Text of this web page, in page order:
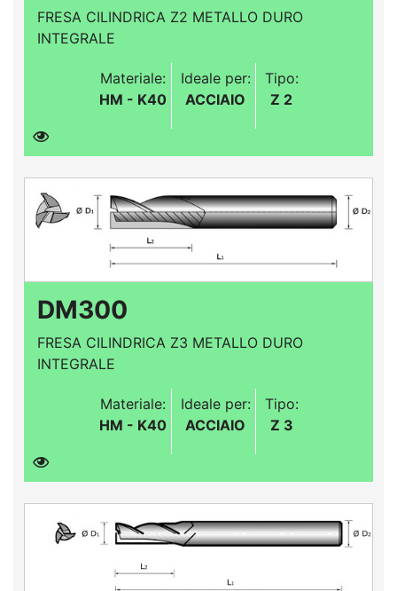
FRESA CILINDRICA Z2 METALLO DURO
INTEGRALE
Materiale:
HM - K40
Ideale per:
ACCIAIO
Tipo:
Z 2
DM300
FRESA CILINDRICA Z3 METALLO DURO
INTEGRALE
Materiale:
HM - K40
Ideale per:
ACCIAIO
Tipo:
Z 3